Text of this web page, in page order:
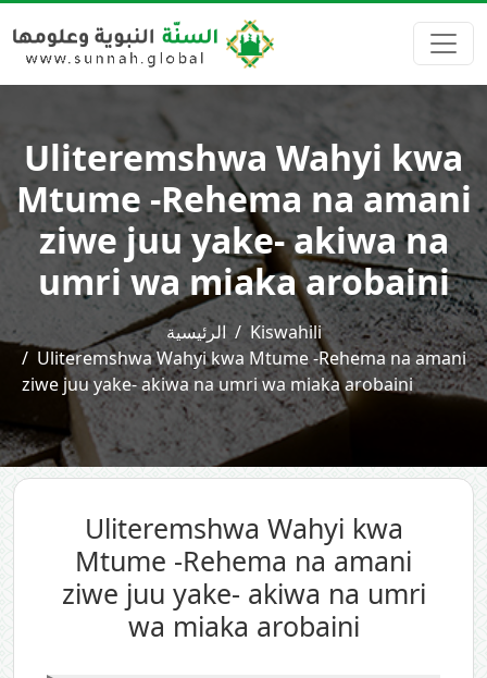
Uliteremshwa Wahyi kwa
Mtume -Rehema na amani
ziwe juu yake- akiwa na
umri wa miaka arobaini
الرئيسية
Kiswahili
Uliteremshwa Wahyi kwa Mtume -Rehema na amani
ziwe juu yake- akiwa na umri wa miaka arobaini
Uliteremshwa Wahyi kwa
Mtume -Rehema na amani
ziwe juu yake- akiwa na umri
wa miaka arobaini